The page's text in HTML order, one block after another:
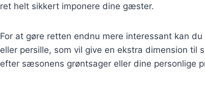
ret helt sikkert imponere dine gæster.
For at gøre retten endnu mere interessant kan
eller persille, som vil give en ekstra dimension til
efter sæsonens grøntsager eller dine personlige